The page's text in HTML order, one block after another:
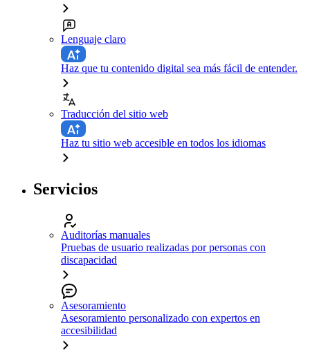
Lenguaje claro
Haz que tu contenido digital sea más fácil de entender.
Traducción del sitio web
Haz tu sitio web accesible en todos los idiomas
Servicios
Auditorías manuales
Pruebas de usuario realizadas por personas con
discapacidad
Asesoramiento
Asesoramiento personalizado con expertos en
accesibilidad